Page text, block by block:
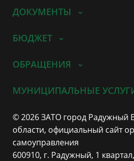
ДОКУМЕНТЫ
БЮДЖЕТ
ОБРАЩЕНИЯ
МУНИЦИПАЛЬНЫЕ
© 2026 ЗАТО город Радужный
области, официальный сайт
самоуправления
600910, г. Радужный, 1